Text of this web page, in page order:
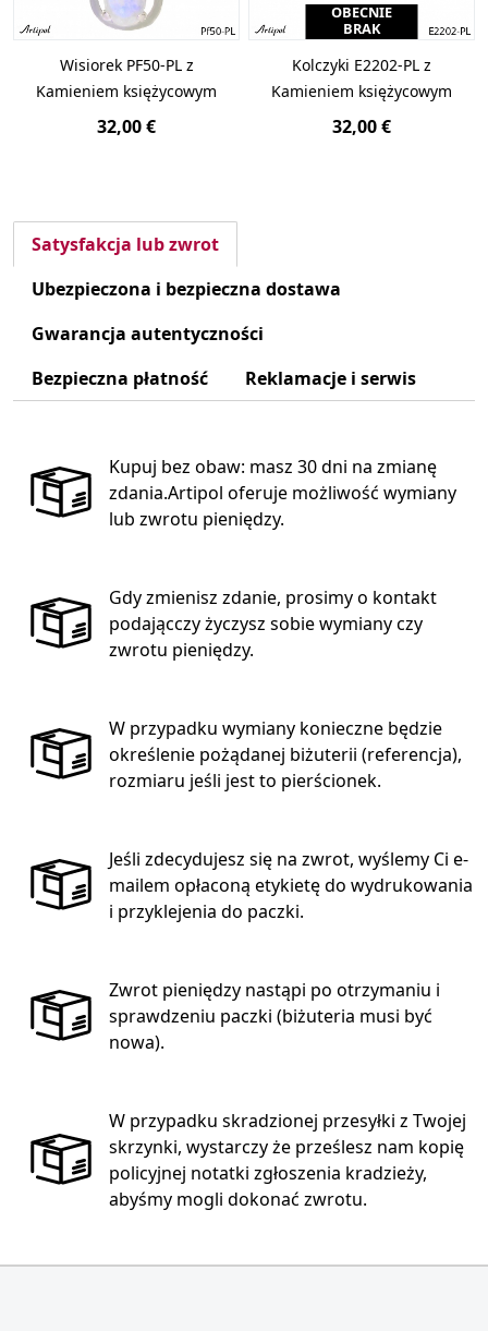
Wisiorek PF50-PL z
Kamieniem księżycowym
32,00 €
OBECNIE
BRAK
Kolczyki E2202-PL z
Kamieniem księżycowym
32,00 €
Satysfakcja lub zwrot
Ubezpieczona i bezpieczna dostawa
Gwarancja autentyczności
Bezpieczna płatność
Reklamacje i serwis
Kupuj bez obaw: masz 30 dni na zmianę
zdania.Artipol oferuje możliwość wymiany
lub zwrotu pieniędzy.
Gdy zmienisz zdanie, prosimy o kontakt
podającczy życzysz sobie wymiany czy
zwrotu pieniędzy.
W przypadku wymiany konieczne będzie
określenie pożądanej biżuterii (referencja),
rozmiaru jeśli jest to pierścionek.
Jeśli zdecydujesz się na zwrot, wyślemy Ci e-
mailem opłaconą etykietę do wydrukowania
i przyklejenia do paczki.
Zwrot pieniędzy nastąpi po otrzymaniu i
sprawdzeniu paczki (biżuteria musi być
nowa).
W przypadku skradzionej przesyłki z Twojej
skrzynki, wystarczy że prześlesz nam kopię
policyjnej notatki zgłoszenia kradzieży,
abyśmy mogli dokonać zwrotu.